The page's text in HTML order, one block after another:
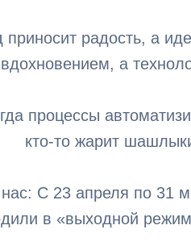
приносит радость, а
вдохновением, а
процессы
кто-то жарит
С 23 апреля по 31
в «выходной